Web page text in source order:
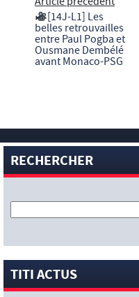
[14J-L1] Les
belles retrouvailles
entre Paul Pogba et
Ousmane Dembélé
avant Monaco-PSG
RECHERCHER
TITI ACTUS